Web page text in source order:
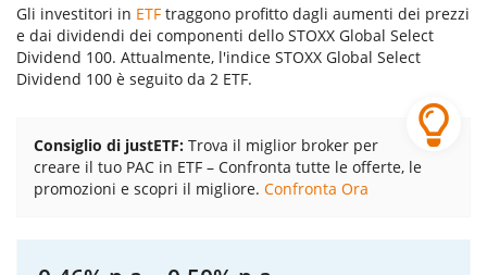
Gli investitori in ETF traggono profitto dagli aumenti dei prezzi
e dai dividendi dei componenti dello STOXX Global Select
Dividend 100. Attualmente, l'indice STOXX Global Select
Dividend 100 è seguito da 2 ETF.
Consiglio di justETF: Trova il miglior broker per
creare il tuo PAC in ETF – Confronta tutte le offerte, le
promozioni e scopri il migliore. Confronta Ora